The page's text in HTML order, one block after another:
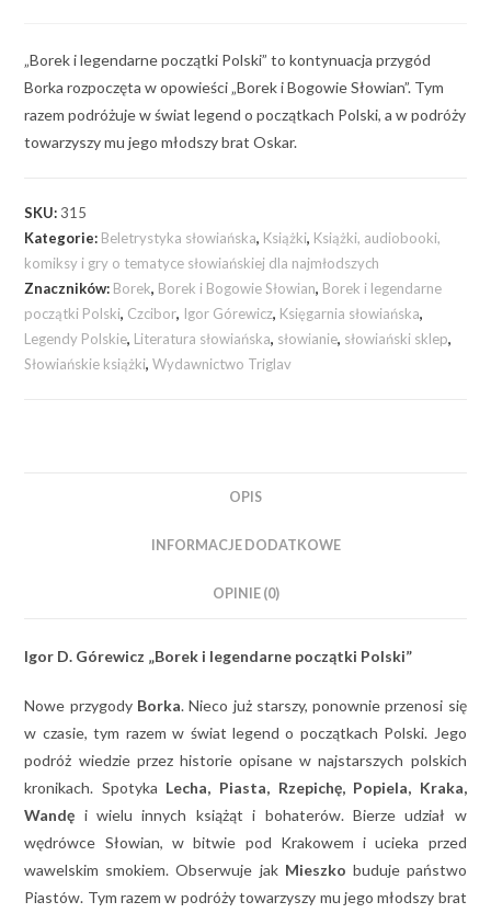
„Borek i legendarne początki Polski” to kontynuacja przygód
Borka rozpoczęta w opowieści „Borek i Bogowie Słowian”. Tym
razem podróżuje w świat legend o początkach Polski, a w podróży
towarzyszy mu jego młodszy brat Oskar.
SKU: 315
Kategorie: Beletrystyka słowiańska, Książki, Książki, audiobooki,
komiksy i gry o tematyce słowiańskiej dla najmłodszych
Znaczników: Borek, Borek i Bogowie Słowian, Borek i legendarne
początki Polski, Czcibor, Igor Górewicz, Księgarnia słowiańska,
Legendy Polskie, Literatura słowiańska, słowianie, słowiański sklep,
Słowiańskie książki,Wydawnictwo Triglav
OPIS
INFORMACJE DODATKOWE
OPINIE (0)
Igor D. Górewicz „Borek i legendarne początki Polski”
Nowe przygody Borka. Nieco już starszy, ponownie przenosi się
w czasie, tym razem w świat legend o początkach Polski. Jego
podróż wiedzie przez historie opisane w najstarszych polskich
kronikach. Spotyka Lecha, Piasta, Rzepichę, Popiela, Kraka,
Wandę i wielu innych książąt i bohaterów. Bierze udział w
wędrówce Słowian, w bitwie pod Krakowem i ucieka przed
wawelskim smokiem. Obserwuje jak Mieszko buduje państwo
Piastów. Tym razem w podróży towarzyszy mu jego młodszy brat